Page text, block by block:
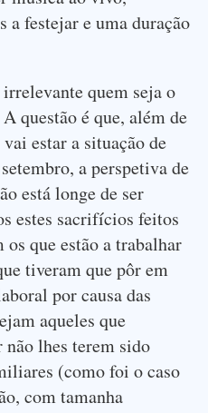
a festejar e uma duração
quem seja o
questão é que, além de
estar a situação de
a perspetiva de
está longe de ser
estes sacrifícios feitos
os que estão a trabalhar
tiveram que pôr em
por causa das
aqueles que
lhes terem sido
(como foi o caso
com tamanha